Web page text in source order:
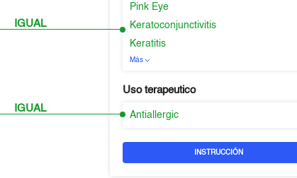
IGUAL
IGUAL
Pink Eye
Keratoconjunctivitis
Keratitis
Más
Uso terapeutico
Antiallergic
INSTRUCCIÓN